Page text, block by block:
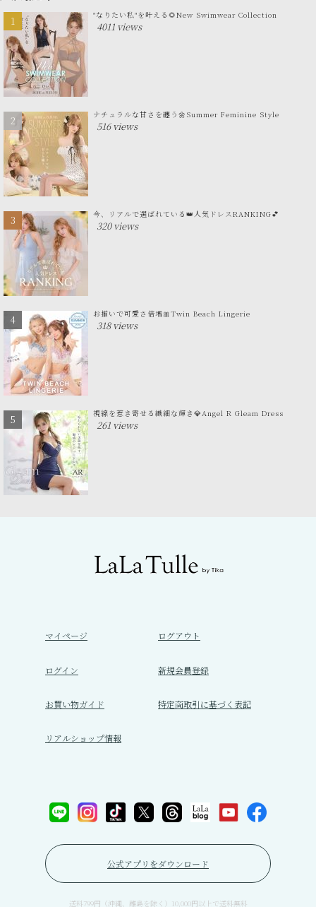
"なりたい私"を叶える🌻New Swimwear Collection
4011 views
ナチュラルな甘さを纏う🌼Summer Feminine Style
516 views
今、リアルで選ばれている👑人気ドレスRANKING💕
320 views
お揃いで可愛さ倍増🎀Twin Beach Lingerie
318 views
視線を惹き寄せる繊細な輝き💎Angel R Gleam Dress
261 views
マイページ ログアウト
ログイン 新規会員登録
お買い物ガイド 特定商取引に基づく表記
リアルショップ情報
公式アプリをダウンロード
送料799円（沖縄、離島を除く）10,000円以上で送料無料